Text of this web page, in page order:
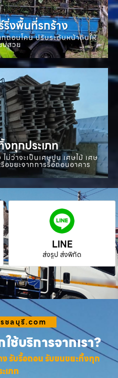
ริ่งพื้นที่รกร้าง
ถอนโคน ปรับระดับหน้าดินให้
บสวย
ทุกประเภท
ม่ว่าจะเป็นเศษปูน เศษไม้ เศษ
ขยะจากการรื้อถอนอาคาร
LINE
ส่งรูป ส่งพิกัด
ชลบุรี.com
ช้บริการจากเรา?
ง รับรื้อถอน รับขนขยะทิ้งทุก
เภท